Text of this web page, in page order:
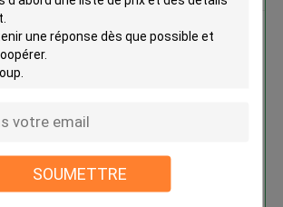
SOUMETTRE
Hologramme laser Prescription
CMYK Pilule étiquette de
Continuer